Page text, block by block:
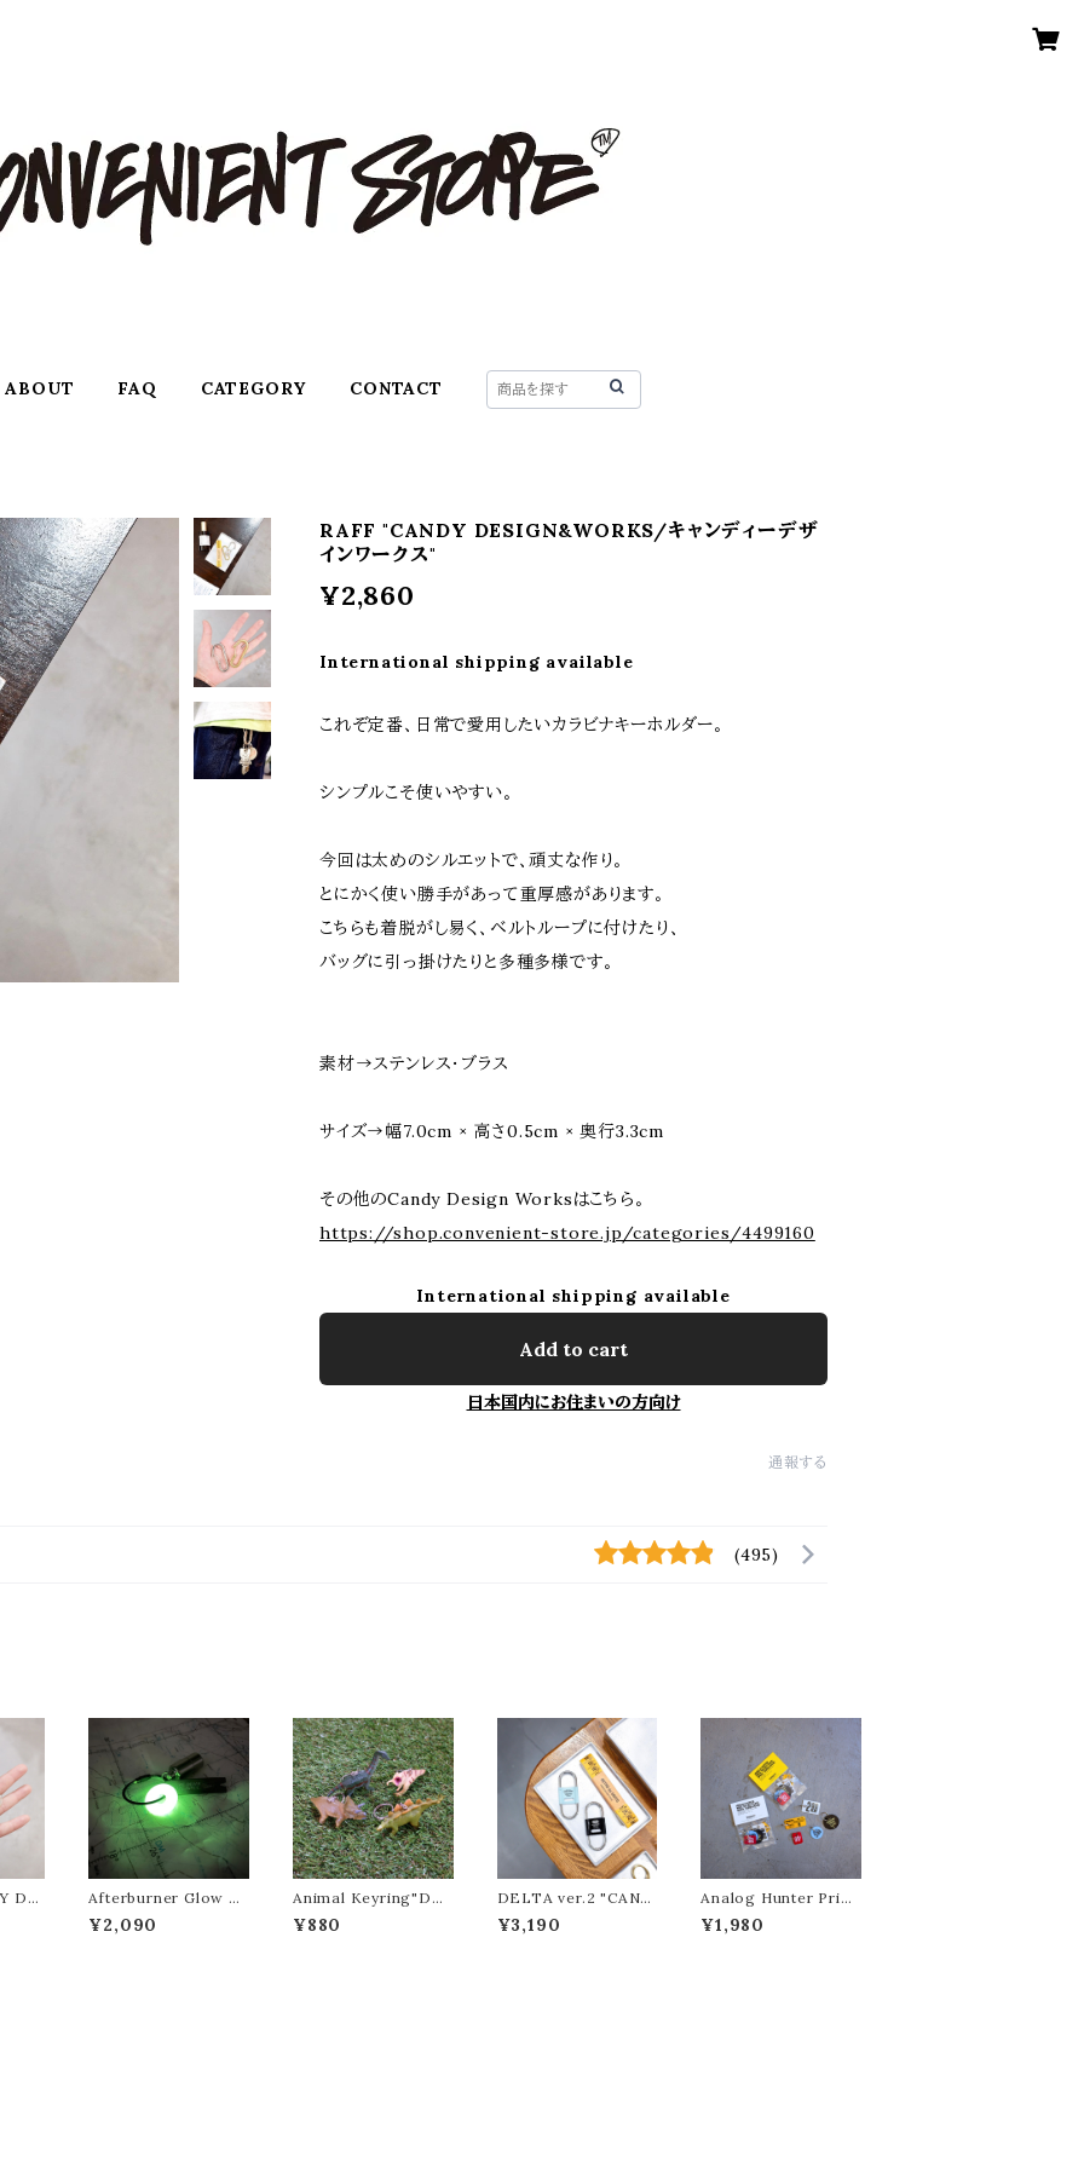
ABOUT FAQ CATEGORY CONTACT
RAFF "CANDY DESIGN&WORKS/キャンディーデザ
インワークス"
¥2,860
International shipping available
これぞ定番、日常で愛用したいカラビナキーホルダー。
シンプルこそ使いやすい。
今回は太めのシルエットで、頑丈な作り。
とにかく使い勝手があって重厚感があります。
こちらも着脱がし易く、ベルトループに付けたり、
バッグに引っ掛けたりと多種多様です。
素材→ステンレス・ブラス
サイズ→幅7.0cm × 高さ0.5cm × 奥行3.3cm
その他のCandy Design Worksはこちら。
https://shop.convenient-store.jp/categories/4499160
International shipping available
Add to cart
日本国内にお住まいの方向け
通報する
(495)
DE
Afterburner Glow Ri
ng (ワイヤー付き)"DE
TAIL/ディテール"
¥2,090
Animal Keyring"DE
TAIL/ディテール"
¥880
DELTA ver.2 "CAND
Y DESIGN&WORK
S/キャンディーデザイン
¥3,190
Analog Hunter Price
Tag Key Plate "CAN
DY DESIGN&WORK
¥1,980